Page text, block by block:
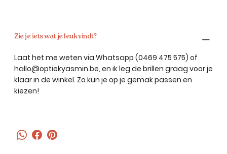
Zie je iets wat je leuk vindt?
Laat het me weten via Whatsapp (0469 475 575) of
hallo@optiekyasmin.be, en ik leg de brillen graag voor je
klaar in de winkel. Zo kun je op je gemak passen en
kiezen!